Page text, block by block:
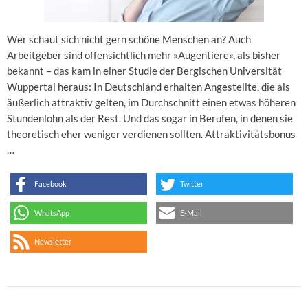
Wer schaut sich nicht gern schöne Menschen an? Auch
Arbeitgeber sind offensichtlich mehr »Augentiere«, als bisher
bekannt – das kam in einer Studie der Bergischen Universität
Wuppertal heraus: In Deutschland erhalten Angestellte, die als
äußerlich attraktiv gelten, im Durchschnitt einen etwas höheren
Stundenlohn als der Rest. Und das sogar in Berufen, in denen sie
theoretisch eher weniger verdienen sollten. Attraktivitätsbonus
…
Facebook Twitter
WhatsApp E-Mail
Newsletter